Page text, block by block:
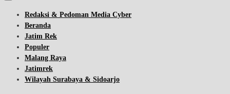
Redaksi & Pedoman Media Cyber
Beranda
Jatim Rek
Populer
Malang Raya
Jatimrek
Wilayah Surabaya & Sidoarjo